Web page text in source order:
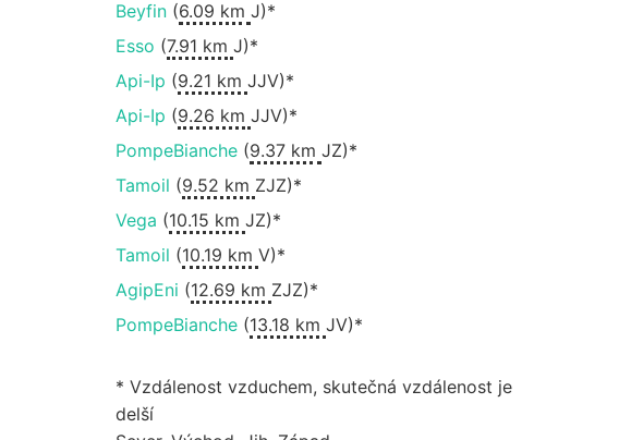
Beyfin(6.09 km J)*
Esso (7.91 km J)*
Api-Ip (9.21 km JJV)*
Api-Ip (9.26 km JJV)*
PompeBianche(9.37 km JZ)*
Tamoil (9.52 km ZJZ)*
Vega (10.15 km JZ)*
Tamoil (10.19 km V)*
AgipEni (12.69 km ZJZ)*
PompeBianche(13.18 km JV)*
* Vzdálenost vzduchem, skutečná vzdálenost je
delší